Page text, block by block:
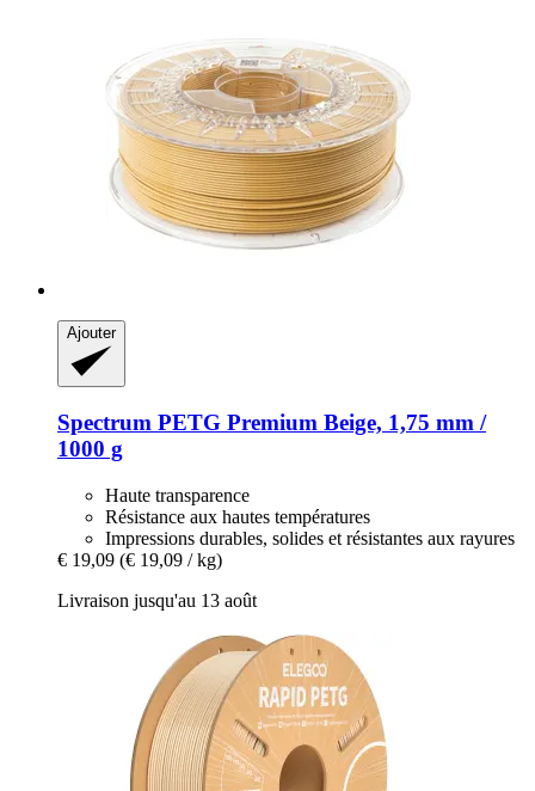
Ajouter
Spectrum PETG Premium Beige, 1,75 mm /
1000 g
Haute transparence
Résistance aux hautes températures
Impressions durables, solides et résistantes aux rayures
€ 19,09 (€ 19,09 / kg)
Livraison jusqu'au 13 août